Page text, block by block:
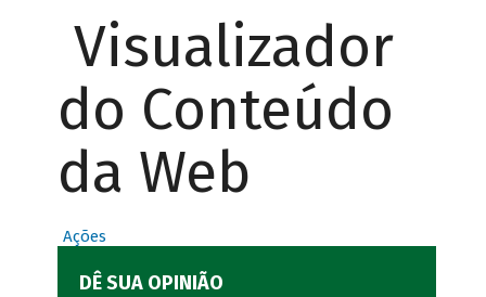
Visualizador
do Conteúdo
da Web
Ações
DÊ SUA OPINIÃO